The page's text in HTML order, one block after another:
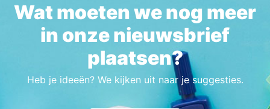
Wat moeten we nog meer
in onze nieuwsbrief
plaatsen?
Heb je ideeën? We kijken uit naar je suggesties.